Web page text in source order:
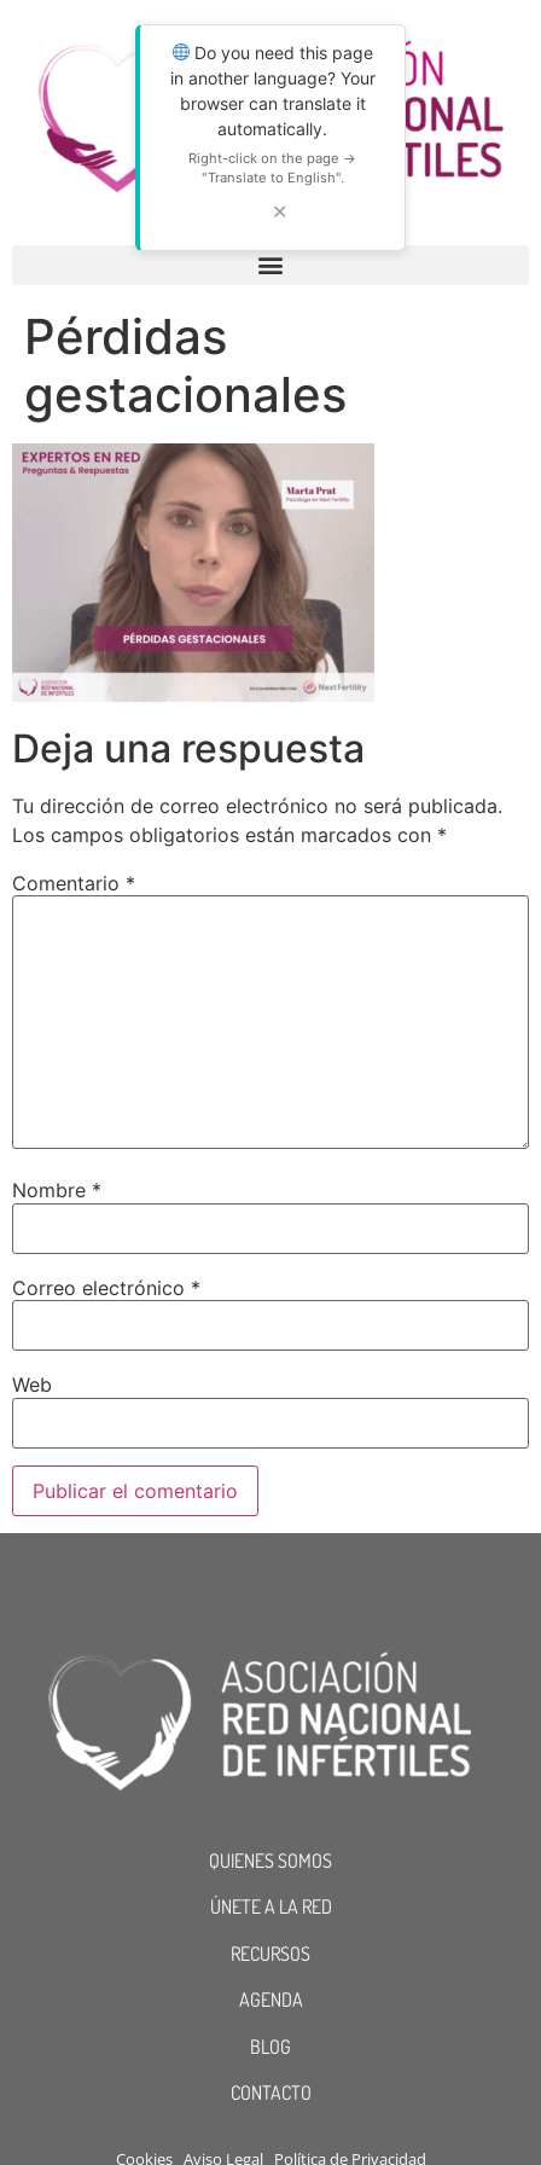
Do you need this page
in another language? Your
browser can translate it
automatically.
Right-click on the page →
"Translate to English".
✕
Pérdidas
gestacionales
Deja una respuesta
Tu dirección de correo electrónico no será publicada.
Los campos obligatorios están marcados con *
Comentario *
Nombre *
Correo electrónico *
Web
QUIENES SOMOS
ÚNETE A LA RED
RECURSOS
AGENDA
BLOG
CONTACTO
Cookies Aviso Legal Política de Privacidad